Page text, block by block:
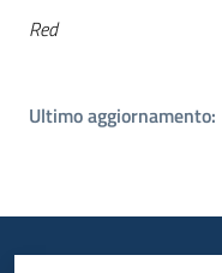
Red
Ultimo aggiornamento: